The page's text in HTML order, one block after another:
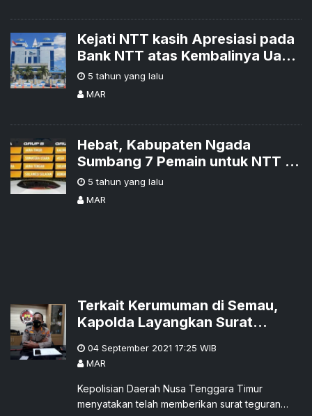
Kejati NTT kasih Apresiasi pada
Bank NTT atas Kembalinya Uang
Korupsi Rp11,6 Miliar
5 tahun yang lalu
MAR
Hebat, Kabupaten Ngada
Sumbang 7 Pemain untuk NTT di
PON XX Papua
5 tahun yang lalu
MAR
Terkait Kerumuman di Semau,
Kapolda Layangkan Surat
19 NTT
04 September 2021 17:25 WIB
MAR
Kepolisian Daerah Nusa Tenggara Timur
menyatakan telah memberikan surat teguran